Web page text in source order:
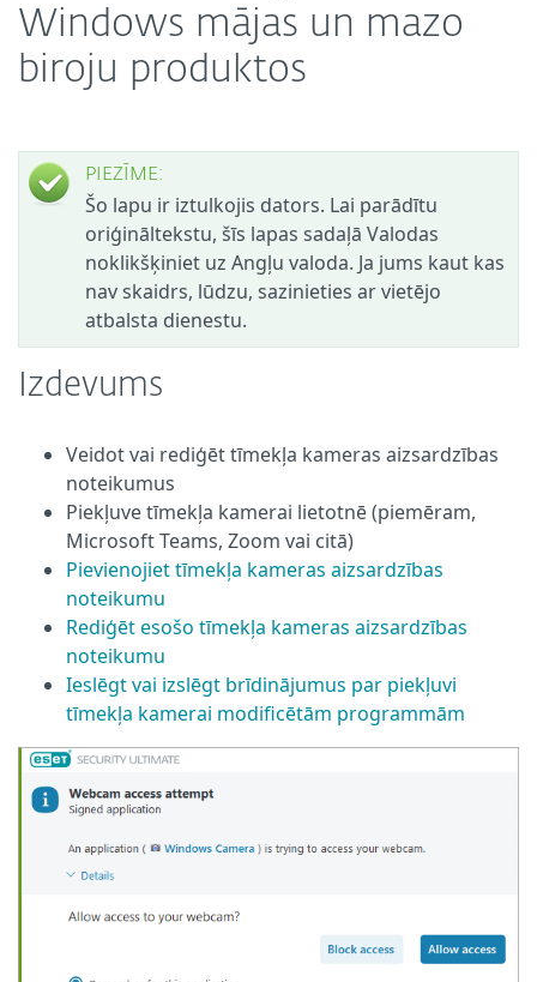
Windows mājas un mazo
biroju produktos
PIEZĪME:
Šo lapu ir iztulkojis dators. Lai parādītu
oriģināltekstu, šīs lapas sadaļā Valodas
noklikšķiniet uz Angļu valoda. Ja jums kaut kas
nav skaidrs, lūdzu, sazinieties ar vietējo
atbalsta dienestu.
Izdevums
Veidot vai rediģēt tīmekļa kameras aizsardzības
noteikumus
Piekļuve tīmekļa kamerai lietotnē (piemēram,
Microsoft Teams, Zoom vai citā)
Pievienojiet tīmekļa kameras aizsardzības
noteikumu
Rediģēt esošo tīmekļa kameras aizsardzības
noteikumu
Ieslēgt vai izslēgt brīdinājumus par piekļuvi
tīmekļa kamerai modificētām programmām